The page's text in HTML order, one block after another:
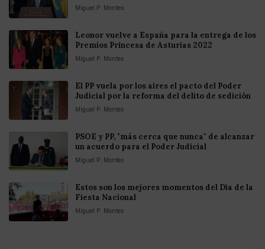
Miguel P. Montes
Leonor vuelve a España para la entrega de los
Premios Princesa de Asturias 2022
Miguel P. Montes
El PP vuela por los aires el pacto del Poder
Judicial por la reforma del delito de sedición
Miguel P. Montes
PSOE y PP, "más cerca que nunca" de alcanzar
un acuerdo para el Poder Judicial
Miguel P. Montes
Estos son los mejores momentos del Día de la
Fiesta Nacional
Miguel P. Montes